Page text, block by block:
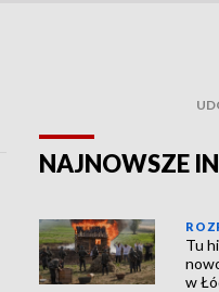
NAJNOWSZE
Tu
w